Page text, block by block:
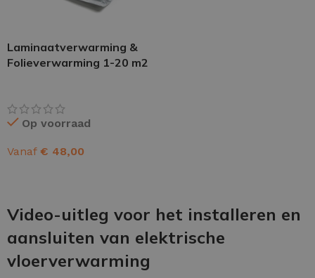
Laminaatverwarming &
Folieverwarming 1-20 m2
Op voorraad
Vanaf € 48,00
Video-uitleg voor het installeren en
aansluiten van elektrische
vloerverwarming